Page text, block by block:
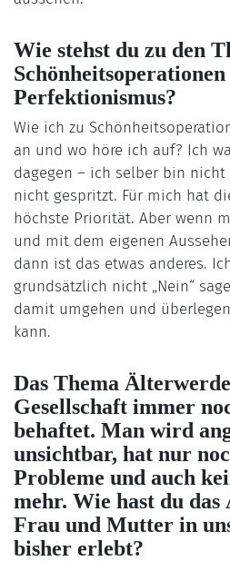
Wie stehst du zu den
Perfektionismus?
Wie ich zu
an und wo höre ich auf? Ich
dagegen – ich selber bin
nicht gespritzt. Für mich hat
höchste Priorität. Aber wenn
und mit dem eigenen
dann ist das etwas anderes.
grundsätzlich nicht „Nein“
damit umgehen und
kann.
Das Thema
Gesellschaft immer
behaftet. Man wird
unsichtbar, hat nur
Probleme und auch
mehr. Wie hast du
Frau und Mutter in
bisher erlebt?